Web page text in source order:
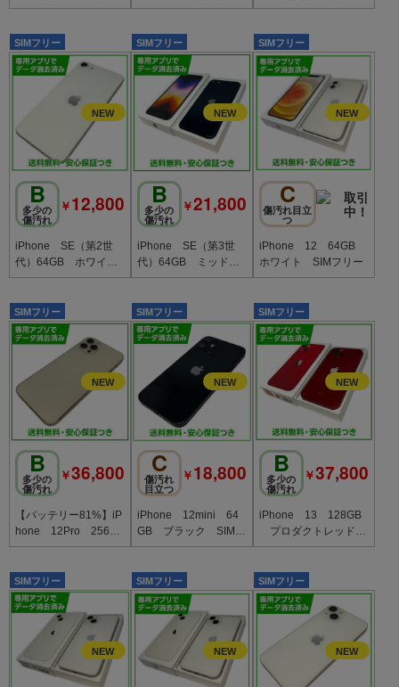
ー ソフトバンク版
GB ゴールド SIMフ
トレッド SIMフリー
SIMフリー
B
多少の
傷汚れ
￥12,800
iPhone SE（第2世
代）64GB ホワイ
ト SIMフリー
SIMフリー
B
多少の
傷汚れ
￥21,800
iPhone SE（第3世
代）64GB ミッドナ
イト SIMフリー ソ
SIMフリー
C
傷汚れ目立
つ
iPhone 12 64GB
ホワイト SIMフリー
SIMフリー
B
多少の
傷汚れ
￥36,800
【バッテリー81%】iP
hone 12Pro 256G
B ゴールド SIMフ
SIMフリー
C
傷汚れ
目立つ
￥18,800
iPhone 12mini 64
GB ブラック SIMフ
リー
SIMフリー
B
多少の
傷汚れ
￥37,800
iPhone 13 128GB
プロダクトレッド
SIMフリー au版
SIMフリー SIMフリー SIMフリー